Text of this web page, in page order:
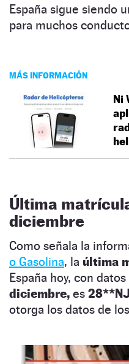
España sigue siendo
para muchos
MÁS INFORMACIÓN
Ni
Última
diciembre
Como señala la
o Gasolina, la última
España hoy, con
diciembre, es
otorga los datos de